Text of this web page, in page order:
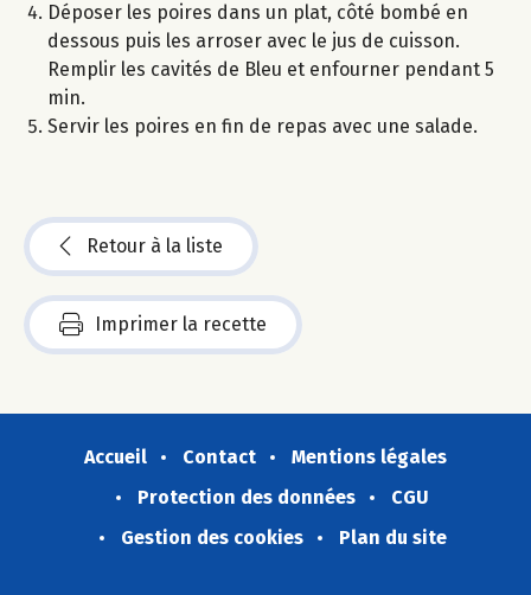
Déposer les poires dans un plat, côté bombé en
dessous puis les arroser avec le jus de cuisson.
Remplir les cavités de Bleu et enfourner pendant 5
min.
Servir les poires en fin de repas avec une salade.
Retour à la liste
Imprimer la recette
Accueil Contact
Mentions légales
Protection des données
CGU
Gestion des cookies
Plan du site